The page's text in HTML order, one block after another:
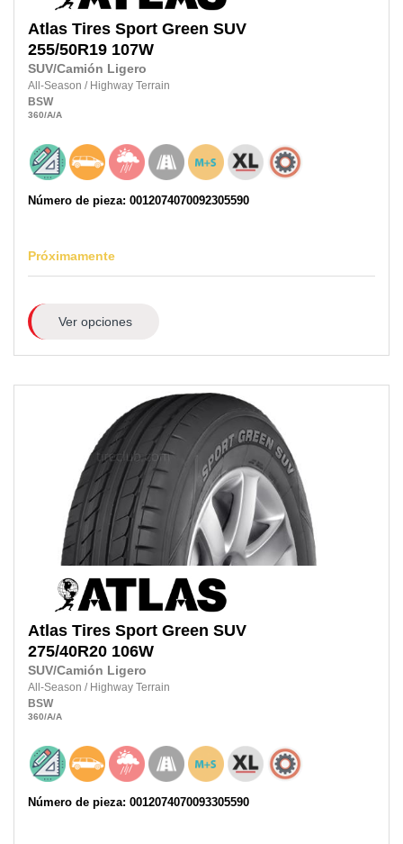
Atlas Tires Sport Green SUV
255/50R19 107W
SUV/Camión Ligero
All-Season / Highway Terrain
BSW
360/A/A
Número de pieza: 0012074070092305590
Próximamente
Ver opciones
Atlas Tires Sport Green SUV
275/40R20 106W
SUV/Camión Ligero
All-Season / Highway Terrain
BSW
360/A/A
Número de pieza: 0012074070093305590